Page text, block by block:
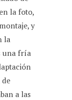
en la foto,
y
la
una fría
de
a las